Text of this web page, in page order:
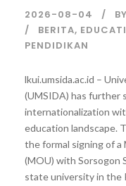
2026-08-04 BY
BERITA,
PENDIDIKAN
lkui.umsida.ac.id –
(UMSIDA) has further
internationalization
education landscape.
the formal signing of
(MOU) with Sorsogon
state university in the